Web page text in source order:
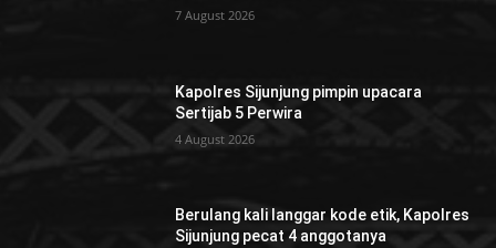
7 August 2026
Kapolres Sijunjung pimpin upacara
Sertijab 5 Perwira
4 August 2026
Berulang kali langgar kode etik, Kapolres
Sijunjung pecat 4 anggotanya